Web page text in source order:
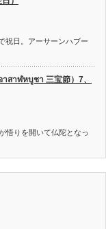
祝日。アーサーンハブー
สาฬหบูชา 三宝節）7、
悟りを開いて仏陀となっ